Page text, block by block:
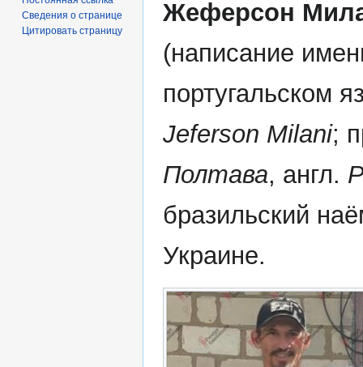
Жеферсон
(написание
португальском
Jeferson Milani;
Полтава, англ.
бразильский
Украине.
Сведения о странице
Цитировать страницу